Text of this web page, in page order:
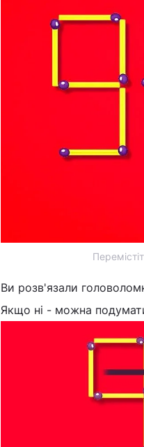
Ви розв'язали
Якщо ні - можна